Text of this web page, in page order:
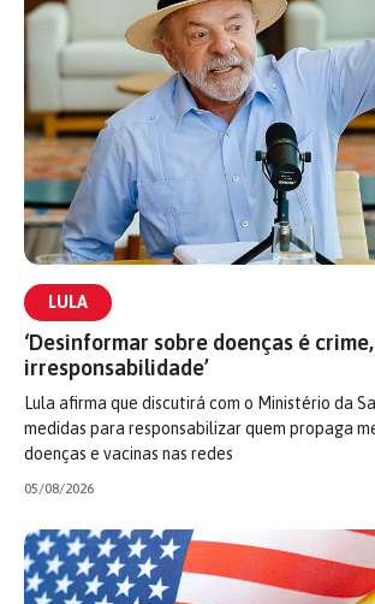
LULA
‘Desinformar sobre doenças é
irresponsabilidade’
Lula afirma que discutirá com o Ministério da
medidas para responsabilizar quem propaga
doenças e vacinas nas redes
05/08/2026